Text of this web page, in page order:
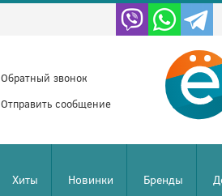
Обратный звонок
Отправить сообщение
Хиты Новинки Бренды